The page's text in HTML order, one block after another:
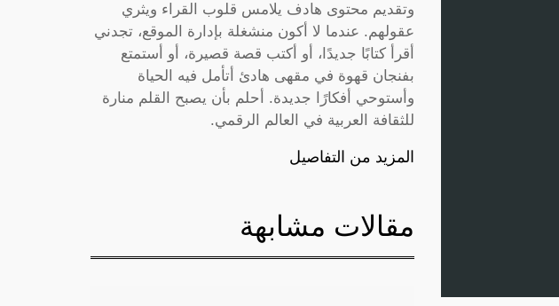
وتقديم محتوى هادف يلامس قلوب القراء ويثري
عقولهم. عندما لا أكون منشغلة بإدارة الموقع، تجدني
أقرأ كتابًا جديدًا، أو أكتب قصة قصيرة، أو أستمتع
بفنجان قهوة في مقهى هادئ أتأمل فيه الحياة
وأستوحي أفكارًا جديدة. أحلم بأن يصبح القلم منارة
للثقافة العربية في العالم الرقمي.
المزيد من التفاصيل
مقالات مشابهة